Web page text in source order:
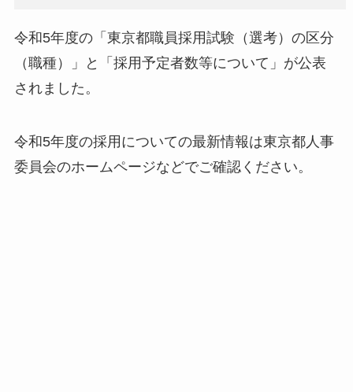
令和5年度の「東京都職員採用試験（選考）の区分
（職種）」と「採用予定者数等について」が公表
されました。
令和5年度の採用についての最新情報は東京都人事
委員会のホームページなどでご確認ください。